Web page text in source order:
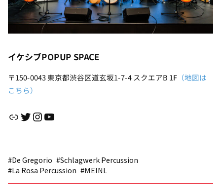
イケシブPOPUP SPACE
〒150-0043 東京都渋谷区道玄坂1-7-4 スクエアB 1F （地図は
こちら）
リンクTwitter InstagramYouTube
#De Gregorio #Schlagwerk Percussion
#La Rosa Percussion #MEINL